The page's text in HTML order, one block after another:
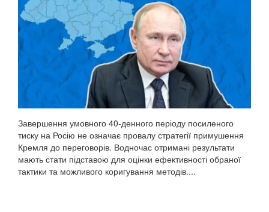
Завершення умовного 40-денного періоду посиленого
тиску на Росію не означає провалу стратегії примушення
Кремля до переговорів. Водночас отримані результати
мають стати підставою для оцінки ефективності обраної
тактики та можливого коригування методів....